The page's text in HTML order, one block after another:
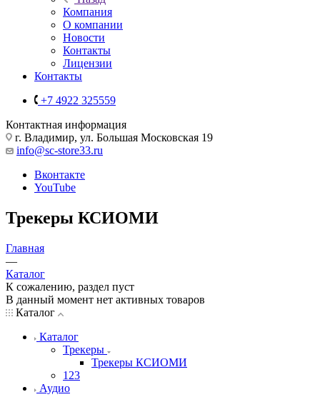
Компания
О компании
Новости
Контакты
Лицензии
Контакты
+7 4922 325559
Контактная информация
г. Владимир, ул. Большая Московская 19
info@sc-store33.ru
Вконтакте
YouTube
Трекеры КСИОМИ
Главная
—
Каталог
К сожалению, раздел пуст
В данный момент нет активных товаров
Каталог
Каталог
Трекеры
Трекеры КСИОМИ
123
Аудио